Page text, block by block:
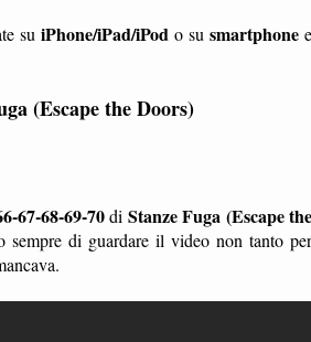
su iPhone/iPad/iPod o su smartphone e
(Escape the Doors)
67-68-69-70di Stanze Fuga (Escape the
sempre di guardare il video non tanto per